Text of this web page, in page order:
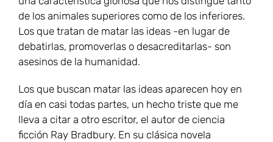
de los animales superiores como de los inferiores.
Los que tratan de matar las ideas -en lugar de
debatirlas, promoverlas o desacreditarlas- son
asesinos de la humanidad.
Los que buscan matar las ideas aparecen hoy en
día en casi todas partes, un hecho triste que me
lleva a citar a otro escritor, el autor de ciencia
ficción Ray Bradbury. En su clásica novela